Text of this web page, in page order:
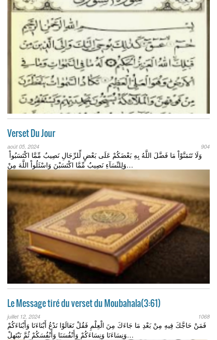
Verset Du Jour
août 05, 2024 904
وَلَا تَتَمَنَّوْاْ مَا فَضَّلَ اللَّهُ بِهِ بَعْضَكُمْ عَلَى بَعْضٍ لِّلرِّجَالِ نَصِيبٌ مِّمَّا اكْتَسَبُواْ
وَلِلنِّسَآءِ نَصِيبٌ مِّمَّا اكْتَسَبْنَ وَاسْئَلُواْ اللَّهَ مِنْ…
Le Message tiré du verset du Moubahala(3:61)
juillet 12, 2024 1068
فَمَنْ حَاجَّكَ فِيهِ مِنْ بَعْدِ مَا جَاءَكَ مِنَ الْعِلْمِ فَقُلْ تَعَالَوْا نَدْعُ أَبْنَاءَنَا وَأَبْنَاءَكُمْ
وَنِسَاءَنَا وَنِسَاءَكُمْ وَأَنْفُسَنَا وَأَنْفُسَكُمْ ثُمَّ نَبْتَهِلْ…